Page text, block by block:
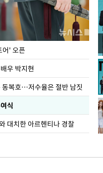
어' 오픈
우 박지현
동복호…저수율은 절반 남짓
식
대치한 아르헨티나 경찰